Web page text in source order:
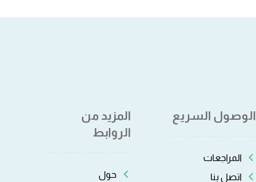
الوصول السريع
المراجعات
اتصل بنا
المزيد من
الروابط
حول